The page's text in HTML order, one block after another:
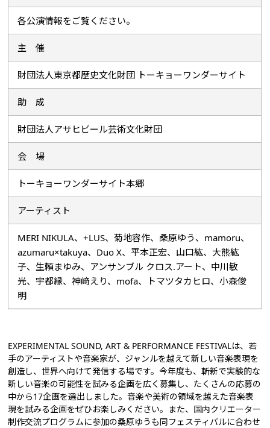
各公演情報をご覧ください。
主 催
財団法人東京都歴史文化財団 トーキョーワンダーサイト
助 成
財団法人アサヒビール芸術文化財団
会 場
トーキョーワンダーサイト本郷
アーティスト
MERI NIKULA、+LUS、菊地容作、桑原ゆう、mamoru、
azumaru×takuya、Duo X、平本正宏、山口紘、大熊紘
子、生頼まゆみ、アンサンブル クロス.アート、中川敏
光、宇都縁、神﨑えり、mofa、トマツタカヒロ、小森俊
明
EXPERIMENTAL SOUND, ART & PERFORMANCE FESTIVALは、若
手のアーティストや音楽家が、ジャンルを越えて新しい音楽表現を
創造し、世界へ向けて発信する場です。今年度も、斬新で実験的な
新しい音楽の可能性を試みる企画を広く募集し、たくさんの応募の
中から17企画を選出しました。音楽や美術の領域を越えた音楽表
現を試みる企画をぜひお楽しみください。また、国内クリエーター
制作交流プログラムに参加の桑原ゆうも同フェスティバルに合わせ